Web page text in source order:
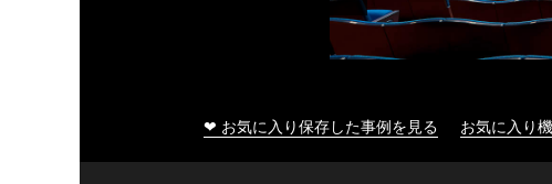
❤ お気に入り保存した事例を見る お気に入り